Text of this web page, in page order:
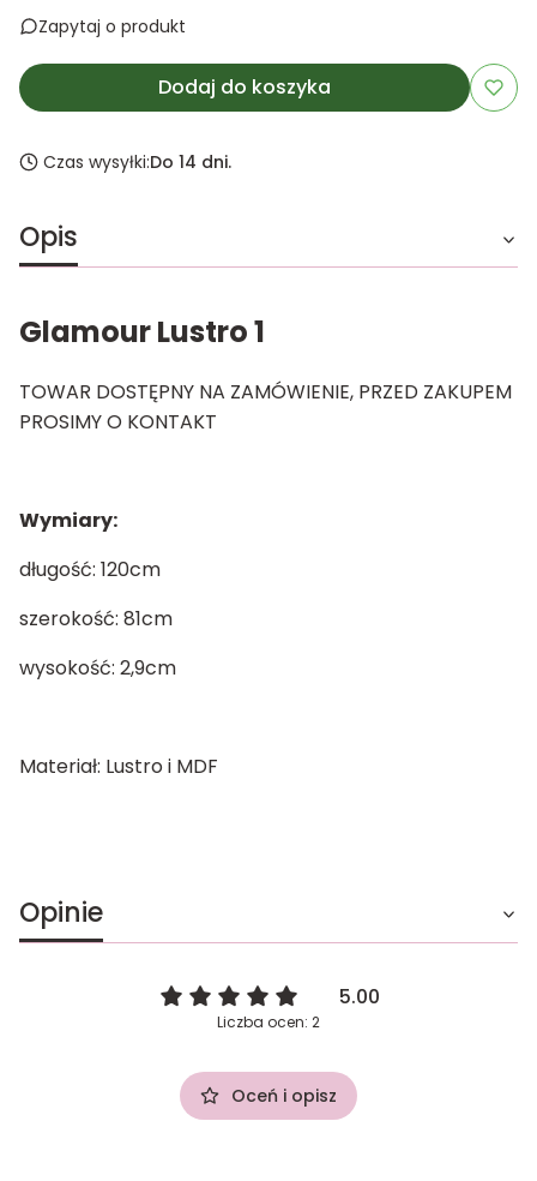
Zapytaj o produkt
Dodaj do koszyka
Czas wysyłki:Do 14 dni.
Opis
Glamour Lustro 1
TOWAR DOSTĘPNY NA ZAMÓWIENIE, PRZED ZAKUPEM
PROSIMY O KONTAKT
Wymiary:
długość: 120cm
szerokość: 81cm
wysokość: 2,9cm
Materiał: Lustro i MDF
Opinie
5.00
Liczba ocen: 2
Oceń i opisz